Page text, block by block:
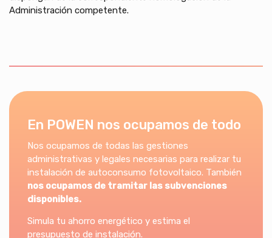
Administración competente.
En POWEN nos ocupamos de todo
Nos ocupamos de todas las gestiones
administrativas y legales necesarias para realizar tu
instalación de autoconsumo fotovoltaico. También
nos ocupamos de tramitar las subvenciones
disponibles.
Simula tu ahorro energético y estima el
presupuesto de instalación.